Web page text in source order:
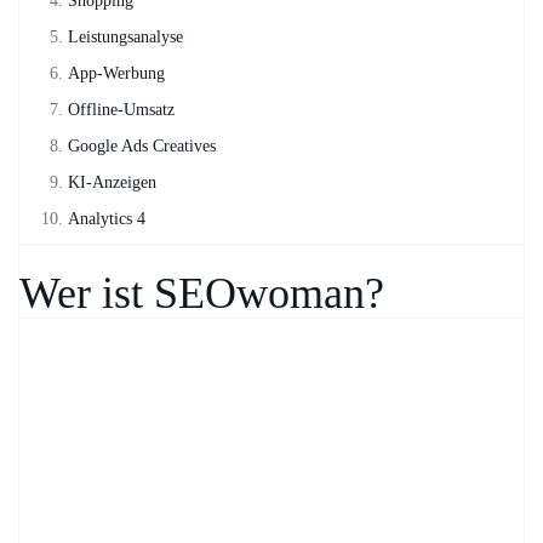
Leistungsanalyse
App-Werbung
Offline-Umsatz
Google Ads Creatives
KI-Anzeigen
Analytics 4
Wer ist SEOwoman?